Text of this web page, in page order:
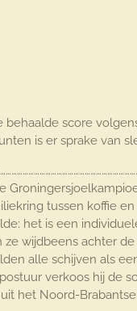
score
is er sprake van
tussen koffie
het is een
wijdbeens achter
alle schijven als
verkoos hij de
het Noord-